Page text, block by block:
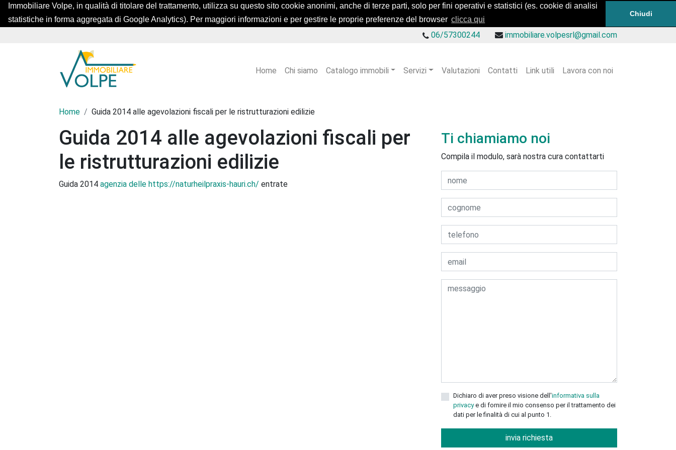
Immobiliare Volpe, in qualità di titolare del trattamento, utilizza su questo sito cookie anonimi, anche di terze parti, solo per fini operativi e statistici (es. cookie di analisi
statistiche in forma aggregata di Google Analytics). Per maggiori informazioni e per gestire le proprie preferenze del browser clicca qui
Chiudi
06/57300244 immobiliare.volpesrl@gmail.com
Home Chi siamo Catalogo immobili Servizi Valutazioni Contatti Link utili Lavora con noi
Home Guida 2014 alle agevolazioni fiscali per le ristrutturazioni edilizie
Guida 2014 alle agevolazioni fiscali per
le ristrutturazioni edilizie
Guida 2014 agenzia delle https://naturheilpraxis-hauri.ch/ entrate
Ti chiamiamo noi
Compila il modulo, sarà nostra cura contattarti
Dichiaro di aver preso visione dell'informativa sulla
privacye di fornire il mio consenso per il trattamento dei
dati per le finalità di cui al punto 1.
invia richiesta